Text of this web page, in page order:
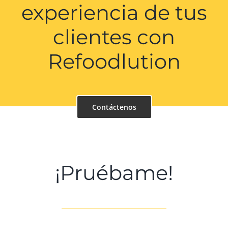
experiencia de tus
clientes con
Refoodlution
Contáctenos
¡Pruébame!